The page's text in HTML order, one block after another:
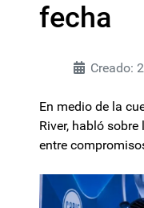
fecha
Creado:
En medio de la
River, habló
entre